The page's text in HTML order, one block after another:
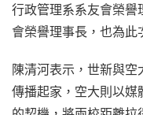
行政管理系系友會榮譽
會榮譽理事長，也為此
陳清河表示，世新與
傳播起家，空大則以媒